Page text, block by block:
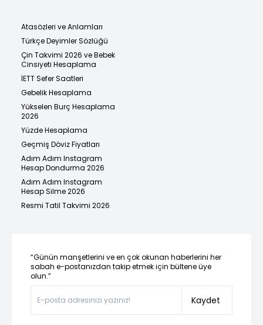
Atasözleri ve Anlamları
Türkçe Deyimler Sözlüğü
Çin Takvimi 2026 ve Bebek
Cinsiyeti Hesaplama
İETT Sefer Saatleri
Gebelik Hesaplama
Yükselen Burç Hesaplama
2026
Yüzde Hesaplama
Geçmiş Döviz Fiyatları
Adım Adım Instagram
Hesap Dondurma 2026
Adım Adım Instagram
Hesap Silme 2026
Resmi Tatil Takvimi 2026
“Günün manşetlerini ve en çok okunan haberlerini her
sabah e-postanızdan takip etmek için bültene üye
olun.”
Kaydet